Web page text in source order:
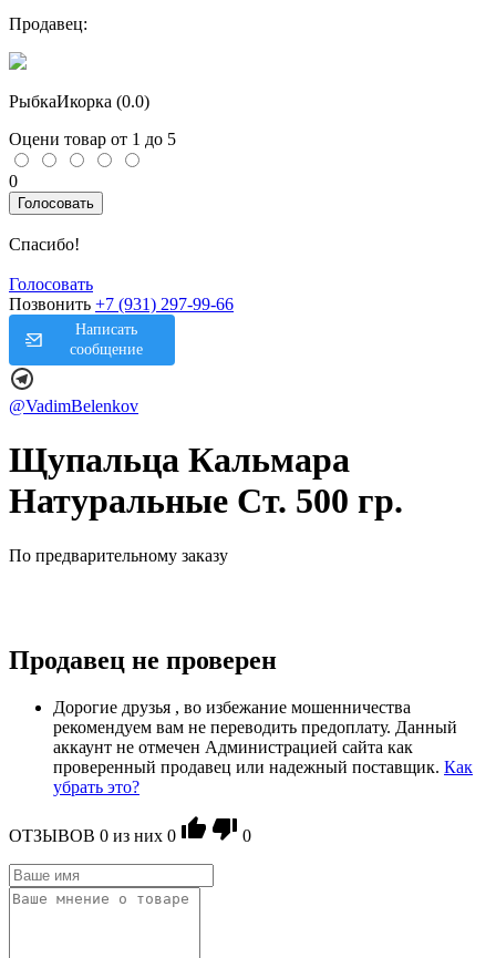
Продавец:
РыбкаИкорка (0.0)
Оцени товар от 1 до 5
0
Голосовать
Спасибо!
Голосовать
Позвонить +7 (931) 297-99-66
Написать
сообщение
@VadimBelenkov
Щупальца Кальмара
Натуральные Ст. 500 гр.
По предварительному заказу
Продавец не проверен
Дорогие друзья , во избежание мошенничества
рекомендуем вам не переводить предоплату. Данный
аккаунт не отмечен Администрацией сайта как
проверенный продавец или надежный поставщик. Как
убрать это?
ОТЗЫВОВ 0 из ниx 0 0